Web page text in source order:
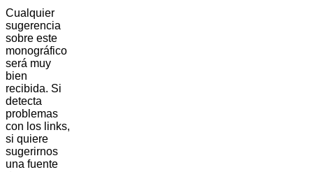
Cualquier
sugerencia
sobre este
monográfico
será muy
bien
recibida. Si
detecta
problemas
con los links,
si quiere
sugerirnos
una fuente